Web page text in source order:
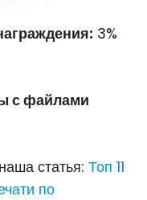
3%
с файлами
статья: Топ 11
по